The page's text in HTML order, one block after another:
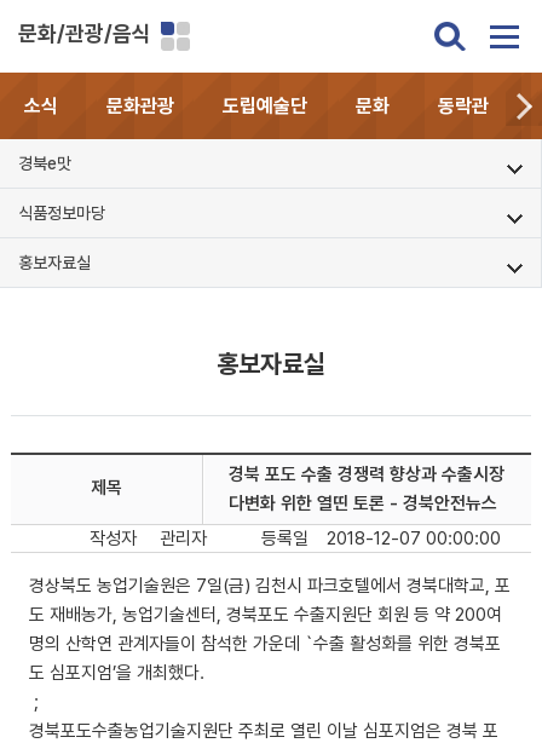
문화/관광/음식
소식 문화관광 도립예술단 문화 동락관
경북e맛
식품정보마당
홍보자료실
홍보자료실
제목
경북 포도 수출 경쟁력 향상과 수출시장
다변화 위한 열띤 토론 - 경북안전뉴스
등록일
2018-12-07 00:00:00
작성자 관리자
경상북도 농업기술원은 7일(금) 김천시 파크호텔에서 경북대학교, 포
도 재배농가, 농업기술센터, 경북포도 수출지원단 회원 등 약 200여
명의 산학연 관계자들이 참석한 가운데 `수출 활성화를 위한 경북포
도 심포지엄’을 개최했다.
;
경북포도수출농업기술지원단 주최로 열린 이날 심포지엄은 경북 포